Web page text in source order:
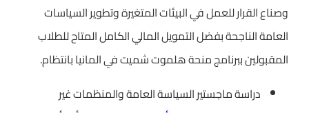
وصناع القرار للعمل في البيئات المتغيرة وتطوير السياسات
العامة الناجحة بفضل التمويل المالي الكامل المتاح للطلاب
المقبولين ببرنامج منحة هلموت شميت في المانيا بانتظام.
دراسة ماجستير السياسة العامة والمنظمات غير